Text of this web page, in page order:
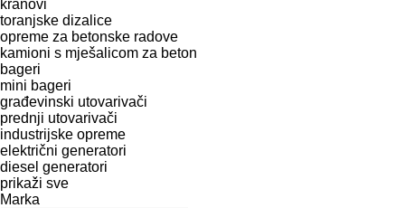
kranovi
toranjske dizalice
opreme za betonske radove
kamioni s mješalicom za beton
bageri
mini bageri
građevinski utovarivači
prednji utovarivači
industrijske opreme
električni generatori
diesel generatori
prikaži sve
Marka